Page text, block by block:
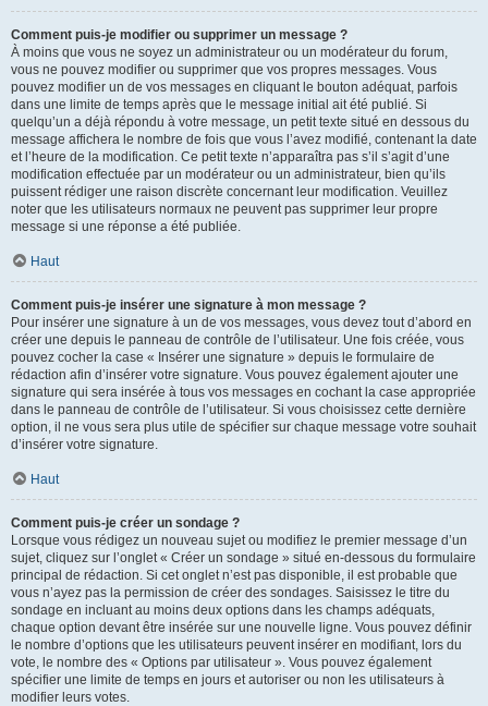
Comment puis-je modifier ou supprimer un message ?
À moins que vous ne soyez un administrateur ou un modérateur du forum,
vous ne pouvez modifier ou supprimer que vos propres messages. Vous
pouvez modifier un de vos messages en cliquant le bouton adéquat, parfois
dans une limite de temps après que le message initial ait été publié. Si
quelqu’un a déjà répondu à votre message, un petit texte situé en dessous du
message affichera le nombre de fois que vous l’avez modifié, contenant la date
et l’heure de la modification. Ce petit texte n’apparaîtra pas s’il s’agit d’une
modification effectuée par un modérateur ou un administrateur, bien qu’ils
puissent rédiger une raison discrète concernant leur modification. Veuillez
noter que les utilisateurs normaux ne peuvent pas supprimer leur propre
message si une réponse a été publiée.
Haut
Comment puis-je insérer une signature à mon message ?
Pour insérer une signature à un de vos messages, vous devez tout d’abord en
créer une depuis le panneau de contrôle de l’utilisateur. Une fois créée, vous
pouvez cocher la case « Insérer une signature » depuis le formulaire de
rédaction afin d’insérer votre signature. Vous pouvez également ajouter une
signature qui sera insérée à tous vos messages en cochant la case appropriée
dans le panneau de contrôle de l’utilisateur. Si vous choisissez cette dernière
option, il ne vous sera plus utile de spécifier sur chaque message votre souhait
d’insérer votre signature.
Haut
Comment puis-je créer un sondage ?
Lorsque vous rédigez un nouveau sujet ou modifiez le premier message d’un
sujet, cliquez sur l’onglet « Créer un sondage » situé en-dessous du formulaire
principal de rédaction. Si cet onglet n’est pas disponible, il est probable que
vous n’ayez pas la permission de créer des sondages. Saisissez le titre du
sondage en incluant au moins deux options dans les champs adéquats,
chaque option devant être insérée sur une nouvelle ligne. Vous pouvez définir
le nombre d’options que les utilisateurs peuvent insérer en modifiant, lors du
vote, le nombre des « Options par utilisateur ». Vous pouvez également
spécifier une limite de temps en jours et autoriser ou non les utilisateurs à
modifier leurs votes.